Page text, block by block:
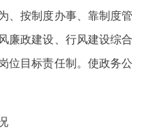
、按制度办事、靠制度管
廉政建设、行风建设综合
位目标责任制。使政务公